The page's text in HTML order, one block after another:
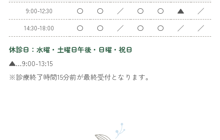
9:00-12:30 〇 〇 ／ 〇 〇 ▲ ／
14:30-18:00 〇 〇 ／ 〇 〇 ／ ／
休診日：水曜・土曜日午後・日曜・祝日
▲…9:00-13:15
※診療終了時間15分前が最終受付となります。